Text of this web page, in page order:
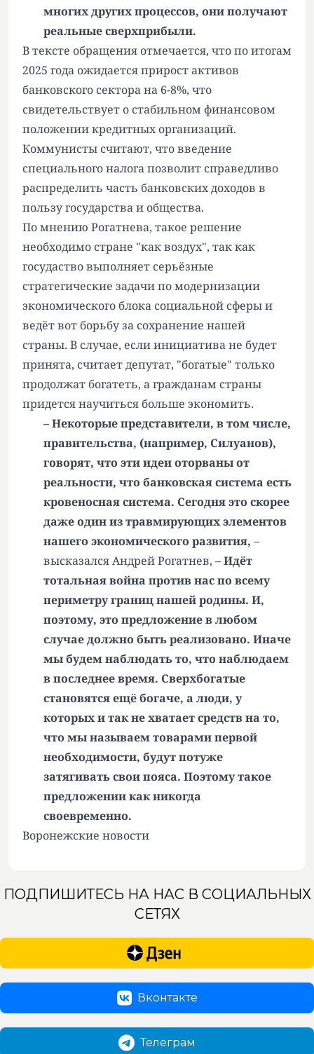
многих других процессов, они получают
реальные сверхприбыли.
В тексте обращения отмечается, что по итогам
2025 года ожидается прирост активов
банковского сектора на 6-8%, что
свидетельствует о стабильном финансовом
положении кредитных организаций.
Коммунисты считают, что введение
специального налога позволит справедливо
распределить часть банковских доходов в
пользу государства и общества.
По мнению Рогатнева, такое решение
необходимо стране "как воздух", так как
госудаство выполняет серьёзные
стратегические задачи по модернизации
экономического блока социальной сферы и
ведёт вот борьбу за сохранение нашей
страны. В случае, если инициатива не будет
принята, считает депутат, "богатые" только
продолжат богатеть, а гражданам страны
придется научиться больше экономить.
– Некоторые представители, в том числе,
правительства, (например, Силуанов),
говорят, что эти идеи оторваны от
реальности, что банковская система есть
кровеносная система. Сегодня это скорее
даже один из травмирующих элементов
нашего экономического развития, –
высказался Андрей Рогатнев, –Идёт
тотальная война против нас по всему
периметру границ нашей родины. И,
поэтому, это предложение в любом
случае должно быть реализовано. Иначе
мы будем наблюдать то, что наблюдаем
в последнее время. Сверхбогатые
становятся ещё богаче, а люди, у
которых и так не хватает средств на то,
что мы называем товарами первой
необходимости, будут потуже
затягивать свои пояса. Поэтому такое
предложении как никогда
своевременно.
Воронежские новости
ПОДПИШИТЕСЬ НА НАС В СОЦИАЛЬНЫХ
СЕТЯХ
Вконтакте
Телеграм